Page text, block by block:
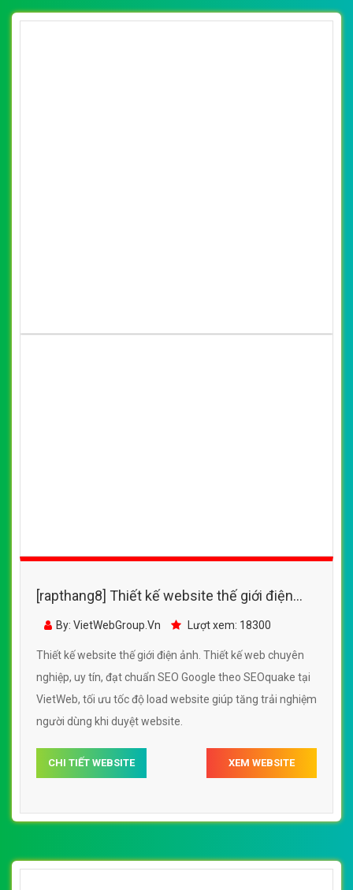
[rapthang8] Thiết kế website thế giới điện
ảnh đẹp, chuyên nghiệp chuẩn SEO
By: VietWebGroup.Vn Lượt xem: 18300
Thiết kế website thế giới điện ảnh. Thiết kế web chuyên
nghiệp, uy tín, đạt chuẩn SEO Google theo SEOquake tại
VietWeb, tối ưu tốc độ load website giúp tăng trải nghiệm
người dùng khi duyệt website.
CHI TIẾT WEBSITE XEM WEBSITE